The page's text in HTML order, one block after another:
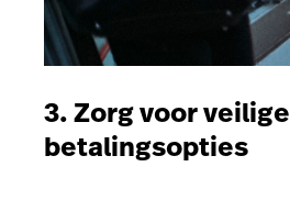
3. Zorg voor veilige
betalingsopties